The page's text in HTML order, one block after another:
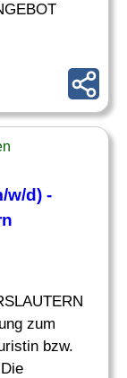
w/d) -
zum
bzw.